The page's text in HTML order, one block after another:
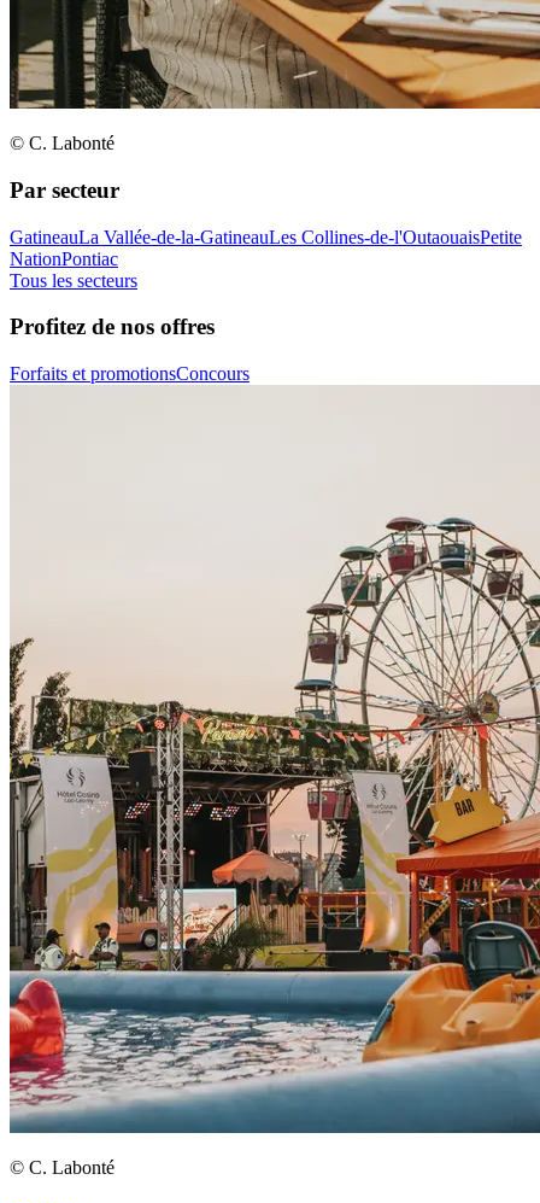
© C. Labonté
Par secteur
GatineauLa Vallée-de-la-GatineauLes Collines-de-l'OutaouaisPetite
NationPontiac
Tous les secteurs
Profitez de nos offres
Forfaits et promotionsConcours
© C. Labonté